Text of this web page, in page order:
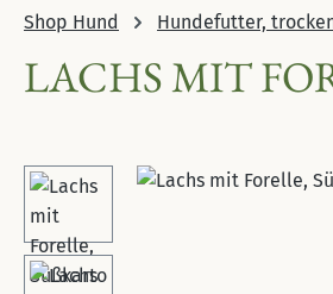
Shop Hund Hundefutter,
LACHS MIT
Bildergalerie überspringen